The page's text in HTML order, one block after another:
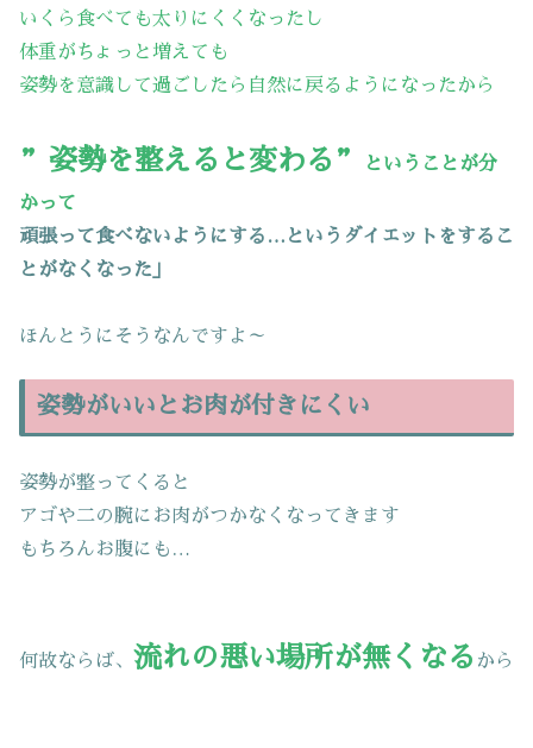
いくら食べても太りにくくなったし
体重がちょっと増えても
姿勢を意識して過ごしたら自然に戻るようになったから
”姿勢を整えると変わる” ということが分
かって
頑張って食べないようにする…というダイエットをするこ
とがなくなった」
ほんとうにそうなんですよ～
姿勢がいいとお肉が付きにくい
姿勢が整ってくると
アゴや二の腕にお肉がつかなくなってきます
もちろんお腹にも…
何故ならば、 流れの悪い場所が無くなる から